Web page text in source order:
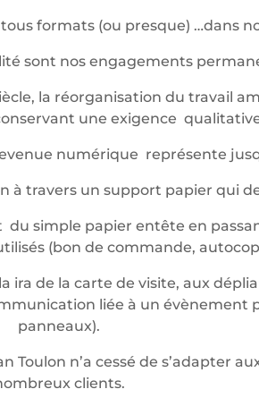
formats (ou presque) …dans
sont nos engagements
la réorganisation du travail
une exigence
numérique représente
travers un support papier qui
simple papier entête en
(bon de commande,
de la carte de visite, aux
liée à un évènement
panneaux).
n’a cessé de s’adapter
clients.